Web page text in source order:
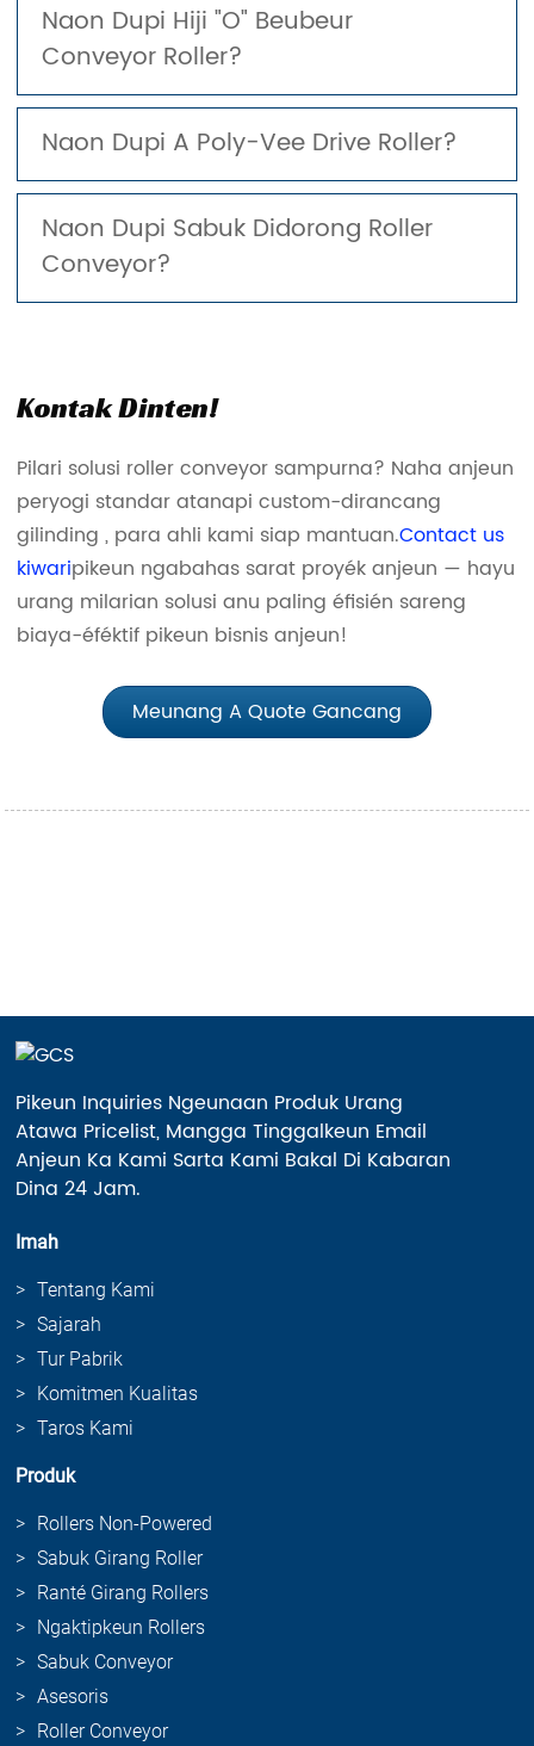
Naon Dupi Hiji "O" Beubeur
Conveyor Roller?
Naon Dupi A Poly-Vee Drive Roller?
Naon Dupi Sabuk Didorong Roller
Conveyor?
Kontak Dinten!
Pilari solusi roller conveyor sampurna? Naha anjeun
peryogi standar atanapi custom-dirancang
gilinding , para ahli kami siap mantuan.Contact us
kiwaripikeun ngabahas sarat proyék anjeun — hayu
urang milarian solusi anu paling éfisién sareng
biaya-éféktif pikeun bisnis anjeun!
Meunang A Quote Gancang
Pikeun Inquiries Ngeunaan Produk Urang
Atawa Pricelist, Mangga Tinggalkeun Email
Anjeun Ka Kami Sarta Kami Bakal Di Kabaran
Dina 24 Jam.
Imah
Tentang Kami
Sajarah
Tur Pabrik
Komitmen Kualitas
Taros Kami
Produk
Rollers Non-Powered
Sabuk Girang Roller
Ranté Girang Rollers
Ngaktipkeun Rollers
Sabuk Conveyor
Asesoris
Roller Conveyor